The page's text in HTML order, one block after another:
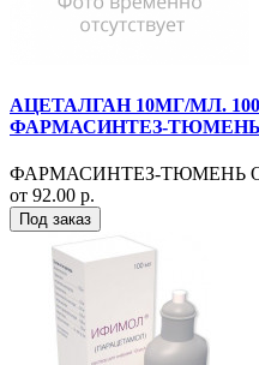
АЦЕТАЛГАН 10МГ/МЛ.
ФАРМАСИНТЕЗ-
ФАРМАСИНТЕЗ-ТЮМЕНЬ
от 92.00 р.
Под заказ